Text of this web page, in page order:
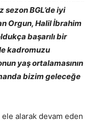
BGL’de iyi
Orgun, Halil İbrahim
başarılı bir
kadromuzu
yaş ortalamasının
bizim geleceğe
alarak devam eden